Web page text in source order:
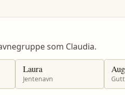
som Claudia.
Laura
Jentenavn